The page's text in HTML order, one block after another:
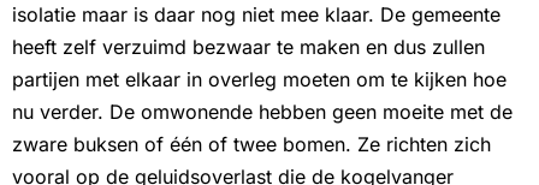
isolatie maar is daar nog niet mee klaar. De gemeente
heeft zelf verzuimd bezwaar te maken en dus zullen
partijen met elkaar in overleg moeten om te kijken hoe
nu verder. De omwonende hebben geen moeite met de
zware buksen of één of twee bomen. Ze richten zich
vooral op de geluidsoverlast die de kogelvanger